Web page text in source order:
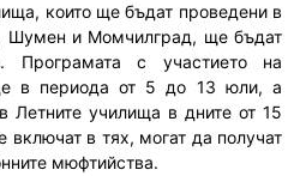
които ще бъдат проведени в
Шумен и Момчилград, ще бъдат
Програмата с участието на
в периода от 5 до 13 юли, а
Летните училища в дните от 15
в тях, могат да получат
мюфтийства.